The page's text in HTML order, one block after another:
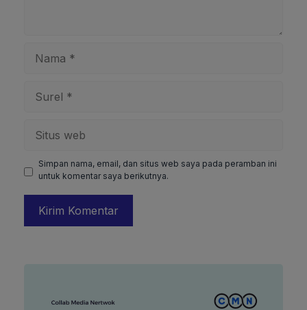
web
Simpan nama, email, dan situs web saya pada peramban ini
untuk komentar saya berikutnya.